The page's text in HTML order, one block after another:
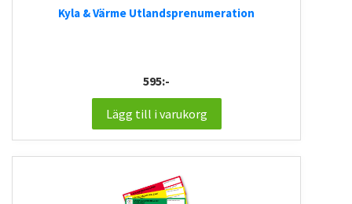
Kyla & Värme Utlandsprenumeration
595:-
Lägg till i varukorg